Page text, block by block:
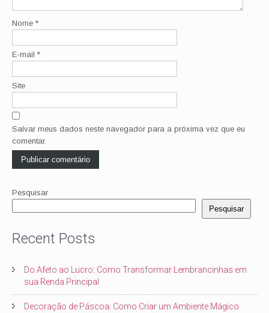
Nome *
E-mail *
Site
Salvar meus dados neste navegador para a próxima vez que eu
comentar.
Pesquisar
Pesquisar
Recent Posts
Do Afeto ao Lucro: Como Transformar Lembrancinhas em
sua Renda Principal
Decoração de Páscoa: Como Criar um Ambiente Mágico